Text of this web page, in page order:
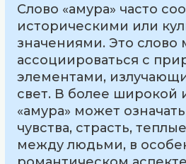
Слово «амура» часто
историческими или
значениями. Это слово
ассоциироваться с
элементами,
свет. В более широкой
«амура» может
чувства, страсть,
между людьми, в